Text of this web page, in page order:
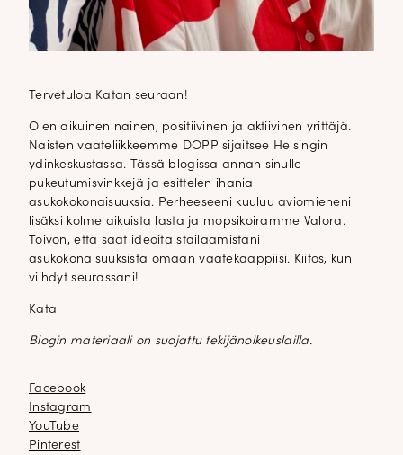
Tervetuloa Katan seuraan!
Olen aikuinen nainen, positiivinen ja aktiivinen yrittäjä.
Naisten vaateliikkeemme DOPP sijaitsee Helsingin
ydinkeskustassa. Tässä blogissa annan sinulle
pukeutumisvinkkejä ja esittelen ihania
asukokokonaisuuksia. Perheeseeni kuuluu aviomieheni
lisäksi kolme aikuista lasta ja mopsikoiramme Valora.
Toivon, että saat ideoita stailaamistani
asukokonaisuuksista omaan vaatekaappiisi. Kiitos, kun
viihdyt seurassani!
Kata
Blogin materiaali on suojattu tekijänoikeuslailla.
Facebook
Facebook
Instagram
Instagram
YouTube
YouTube
Pinterest
Pinterest